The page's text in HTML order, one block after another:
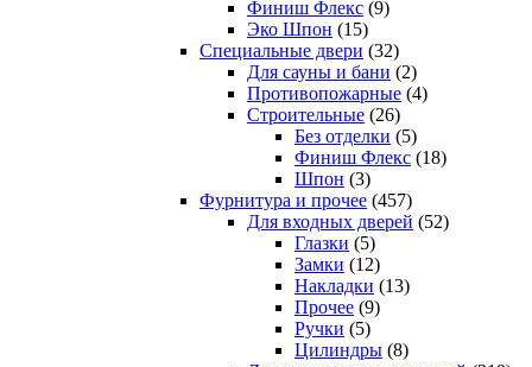
Финиш Флекс (9)
Эко Шпон (15)
Специальные двери (32)
Для сауны и бани (2)
Противопожарные (4)
Строительные (26)
Без отделки (5)
Финиш Флекс (18)
Шпон (3)
Фурнитура и прочее (457)
Для входных дверей (52)
Глазки (5)
Замки (12)
Накладки (13)
Прочее (9)
Ручки (5)
Цилиндры (8)